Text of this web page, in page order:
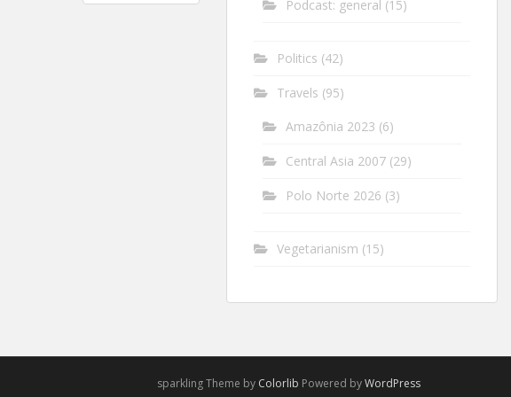
Podcast: general (15)
Politics (42)
Travels (95)
Amazônia 2023 (6)
Central Asia 2007 (29)
Polo Norte 2026 (3)
Vegetarianism (15)
sparkling Theme by Colorlib Powered byWordPress